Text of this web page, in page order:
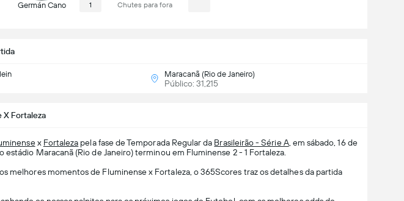
Germán Cano 1 Chutes para fora
Maracanã (Rio de Janeiro)
Público: 31,215
X Fortaleza
x Fortaleza pela fase de Temporada Regular da Brasileirão - Série A, em sábado, 16 de
estádio Maracanã (Rio de Janeiro) terminou em Fluminense 2 - 1 Fortaleza.
melhores momentos de Fluminense x Fortaleza, o 365Scores traz os detalhes da partida